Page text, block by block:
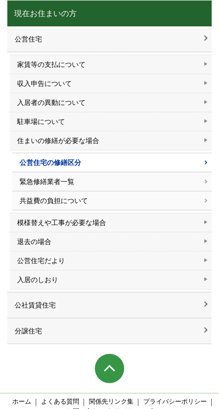
現在お住まいの方
公営住宅
家賃等の支払について
収入申告について
入居者の異動について
駐車場について
住まいの修繕が必要な場合
公営住宅の修繕区分
緊急修繕業者一覧
共益費の負担について
模様替えや工事が必要な場合
退去の場合
公営住宅だより
入居のしおり
公社賃貸住宅
分譲住宅
ホーム よくある質問 関係先リンク集
プライバシーポリシー